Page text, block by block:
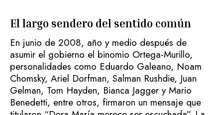
El largo sendero del sentido común
En junio de 2008, año y medio después de
asumir el gobierno el binomio Ortega-Murillo,
personalidades como Eduardo Galeano, Noam
Chomsky, Ariel Dorfman, Salman Rushdie, Juan
Gelman, Tom Hayden, Bianca Jagger y Mario
Benedetti, entre otros, firmaron un mensaje que